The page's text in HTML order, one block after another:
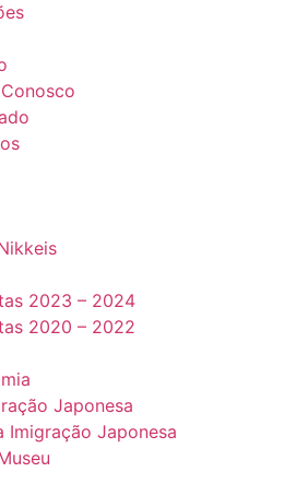
2023 – 2024
2020 – 2022
Japonesa
Imigração Japonesa